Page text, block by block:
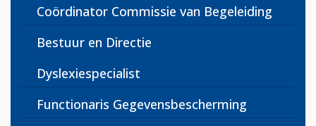
Coördinator Commissie van Begeleiding
Bestuur en Directie
Dyslexiespecialist
Functionaris Gegevensbescherming